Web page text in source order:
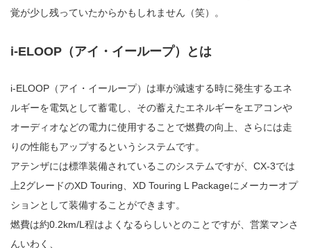
覚が少し残っていたからかもしれません（笑）。
i-ELOOP（アイ・イーループ）とは
i-ELOOP（アイ・イーループ）は車が減速する時に発生するエネ
ルギーを電気として蓄電し、その蓄えたエネルギーをエアコンや
オーディオなどの電力に使用することで燃費の向上、さらには走
りの性能もアップするというシステムです。
アテンザには標準装備されているこのシステムですが、CX-3では
上2グレードのXD Touring、XD Touring L Packageにメーカーオプ
ションとして装備することができます。
燃費は約0.2km/L程はよくなるらしいとのことですが、営業マンさ
んいわく、